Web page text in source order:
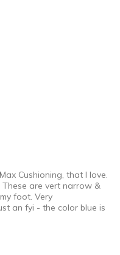
Cushioning, that I love.
These are vert narrow &
foot. Very
an fyi - the color blue is